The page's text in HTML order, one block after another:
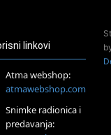
zapisa
linkovi
Atma webshop:
atmawebshop.com
Snimke radionica i
predavanja: